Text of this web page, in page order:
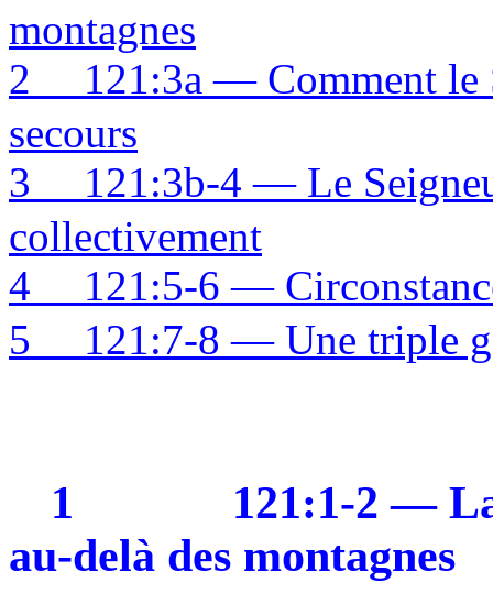
montagnes
2
121:3a — Comment le
secours
3
121:3b-4 — Le
collectivement
4
121:5-6 —
5
121:7-8 — Une triple
1
121:1-2 —
au-delà des montagnes